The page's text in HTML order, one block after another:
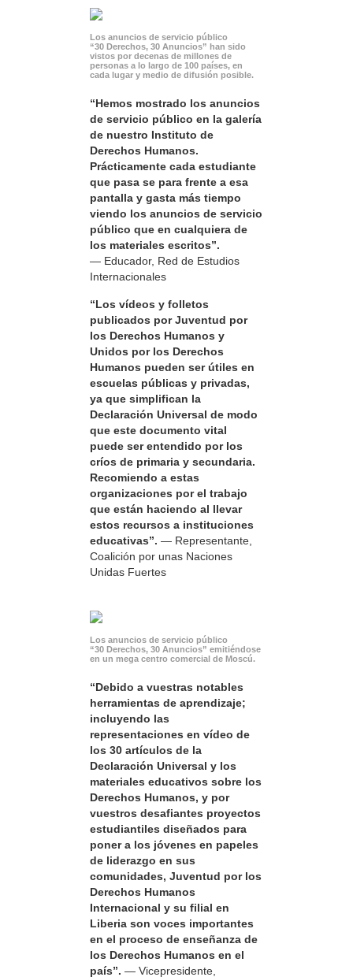
Los anuncios de servicio público
“30 Derechos, 30 Anuncios” han sido
vistos por decenas de millones de
personas a lo largo de 100 países, en
cada lugar y medio de difusión posible.
“Hemos mostrado los anuncios
de servicio público en la galería
de nuestro Instituto de
Derechos Humanos.
Prácticamente cada estudiante
que pasa se para frente a esa
pantalla y gasta más tiempo
viendo los anuncios de servicio
público que en cualquiera de
los materiales escritos”.
— Educador, Red de Estudios
Internacionales
“Los vídeos y folletos
publicados por Juventud por
los Derechos Humanos y
Unidos por los Derechos
Humanos pueden ser útiles en
escuelas públicas y privadas,
ya que simplifican la
Declaración Universal de modo
que este documento vital
puede ser entendido por los
críos de primaria y secundaria.
Recomiendo a estas
organizaciones por el trabajo
que están haciendo al llevar
estos recursos a instituciones
educativas”. — Representante,
Coalición por unas Naciones
Unidas Fuertes
Los anuncios de servicio público
“30 Derechos, 30 Anuncios” emitiéndose
en un mega centro comercial de Moscú.
“Debido a vuestras notables
herramientas de aprendizaje;
incluyendo las
representaciones en vídeo de
los 30 artículos de la
Declaración Universal y los
materiales educativos sobre los
Derechos Humanos, y por
vuestros desafiantes proyectos
estudiantiles diseñados para
poner a los jóvenes en papeles
de liderazgo en sus
comunidades, Juventud por los
Derechos Humanos
Internacional y su filial en
Liberia son voces importantes
en el proceso de enseñanza de
los Derechos Humanos en el
país”. — Vicepresidente,